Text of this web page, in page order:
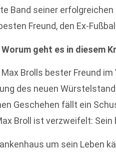
Band seiner
Freund, den Ex-
Worum geht es in diesem
Max Brolls bester Freund
des neuen
Geschehen fällt ein
Broll ist verzweifelt:
um sein Leben